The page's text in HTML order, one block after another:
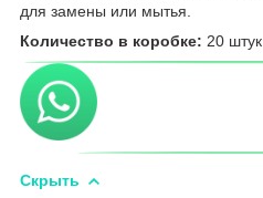
для замены или мытья.
Количество в коробке: 20 штук.
Скрыть